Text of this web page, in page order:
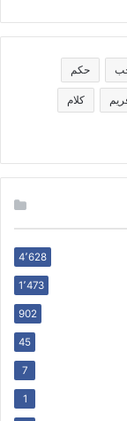
حكم
كلام
4٬628
1٬473
902
45
7
1